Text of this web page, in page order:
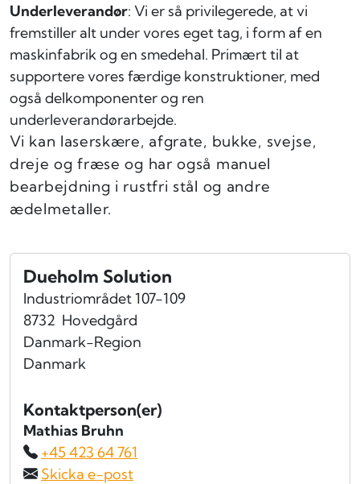
Underleverandør: Vi er så privilegerede, at vi
fremstiller alt under vores eget tag, i form af en
maskinfabrik og en smedehal. Primært til at
supportere vores færdige konstruktioner, med
også delkomponenter og ren
underleverandørarbejde.
Vi kan laserskære, afgrate, bukke, svejse,
dreje og fræse og har også manuel
bearbejdning i rustfri stål og andre
ædelmetaller.
Dueholm Solution
Industriområdet 107-109
8732 Hovedgård
Danmark-Region
Danmark
Kontaktperson(er)
Mathias Bruhn
+45 423 64 761
Skicka e-post